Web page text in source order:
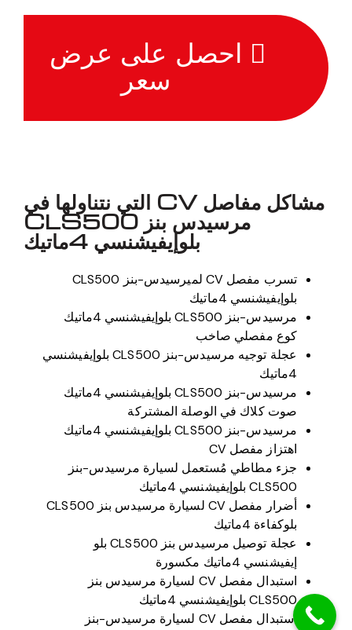
احصل على عرض
سعر
مشاكل مفاصل CV التي نتناولها في
مرسيدس بنز CLS500
بلوإيفيشنسي 4ماتيك
تسرب مفصل CV لميرسيدس-بنز CLS500
بلوإيفيشنسي 4ماتيك
مرسيدس-بنز CLS500 بلوإيفيشنسي 4ماتيك
كوع مفصلي صاخب
عجلة توجيه مرسيدس-بنز CLS500 بلوإيفيشنسي
4ماتيك
مرسيدس-بنز CLS500 بلوإيفيشنسي 4ماتيك
صوت كلاك في الوصلة المشتركة
مرسيدس-بنز CLS500 بلوإيفيشنسي 4ماتيك
اهتزاز مفصل CV
جزء مطاطي مُستعمل لسيارة مرسيدس-بنز
CLS500 بلوإيفيشنسي 4ماتيك
أضرار مفصل CV لسيارة مرسيدس بنز CLS500
بلوكفاءة 4ماتيك
عجلة توصيل مرسيدس بنز CLS500 بلو
إيفيشنسي 4ماتيك مكسورة
استبدال مفصل CV لسيارة مرسيدس بنز
CLS500 بلوإيفيشنسي 4ماتيك
استبدال مفصل CV لسيارة مرسيدس-بنز